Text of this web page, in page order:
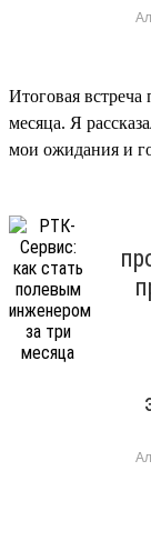
Итоговая встреча
месяца. Я
мои ожидания и